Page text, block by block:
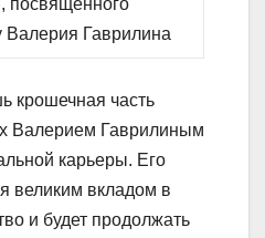
Валерия Гаврилина
крошечная часть
Валерием Гаврилиным
карьеры. Его
великим вкладом в
и будет продолжать